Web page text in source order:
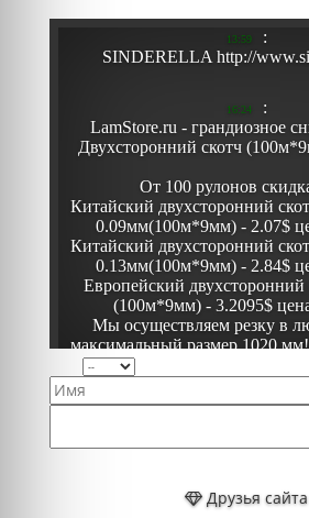
Друзья сайта